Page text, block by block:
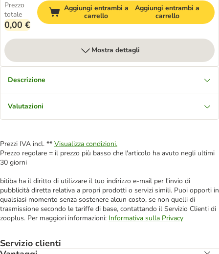
Prezzo
totale
0,00 €
Aggiungi entrambi a
carrello
Aggiungi entrambi a
carrello
Mostra dettagli
Descrizione
Valutazioni
Prezzi IVA incl. ** Visualizza condizioni.
Prezzo regolare = il prezzo più basso che l'articolo ha avuto negli ultimi
30 giorni
bitiba ha il diritto di utilizzare il tuo indirizzo e-mail per l'invio di
pubblicità diretta relativa a propri prodotti o servizi simili. Puoi opporti in
qualsiasi momento senza sostenere alcun costo, se non quelli di
trasmissione secondo le tariffe di base, contattando il Servizio Clienti di
zooplus. Per maggiori informazioni: Informativa sulla Privacy
Servizio clienti